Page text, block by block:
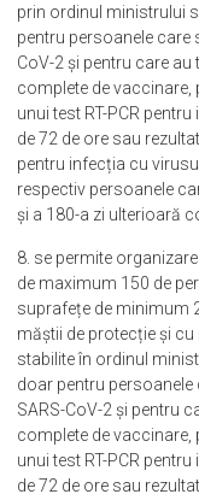
prin ordinul ministrului
pentru persoanele care
CoV-2 și pentru care
complete de vaccinare,
unui test RT-PCR
de 72 de ore sau
pentru infecția cu
respectiv persoanele
și a 180-a zi ulterioară
8. se permite
de maximum 150 de
suprafețe de minimum
măștii de protecție și
stabilite în ordinul
doar pentru
SARS-CoV-2 și pentru
complete de vaccinare,
unui test RT-PCR
de 72 de ore sau